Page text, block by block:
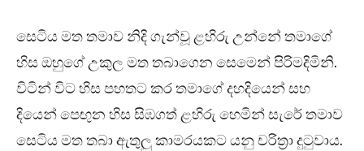
සෙටිය මත තමාව නිදි ගැන්වූ ළහිරු උන්නේ තමාගේ
හිස ඔහුගේ උකුල මත තබාගෙන සෙමෙන් පිරිමදිමිනි.
විටින් විට හිස පහතට කර තමාගේ දහදියෙන් සහ
දියෙන් පෙඟුන හිස සිඹගත් ළහිරු හෙමින් සැරේ තමාව
සෙටිය මත තබා ඇතුලු කාමරයකට යනු චරිත්‍රා දුටුවාය.